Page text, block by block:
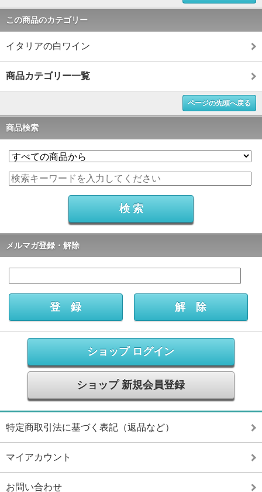
この商品のカテゴリー
イタリアの白ワイン
商品カテゴリー一覧
ページの先頭へ戻る
商品検索
メルマガ登録・解除
ショップ ログイン
ショップ 新規会員登録
特定商取引法に基づく表記（返品など）
マイアカウント
お問い合わせ